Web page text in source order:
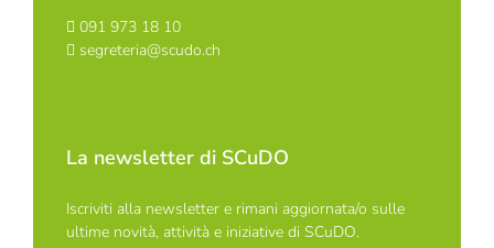
091 973 18 10
segreteria@scudo.ch
La newsletter di SCuDO
Iscriviti alla newsletter e rimani aggiornata/o sulle
ultime novità, attività e iniziative di SCuDO.